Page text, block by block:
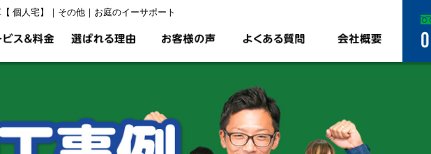
個人宅】｜その他｜お庭のイーサポート